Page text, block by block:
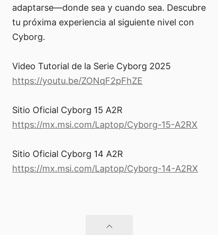
adaptarse—donde sea y cuando sea. Descubre
tu próxima experiencia al siguiente nivel con
Cyborg.
Video Tutorial de la Serie Cyborg 2025
https://youtu.be/ZONqF2pFhZE
Sitio Oficial Cyborg 15 A2R
https://mx.msi.com/Laptop/Cyborg-15-A2RX
Sitio Oficial Cyborg 14 A2R
https://mx.msi.com/Laptop/Cyborg-14-A2RX